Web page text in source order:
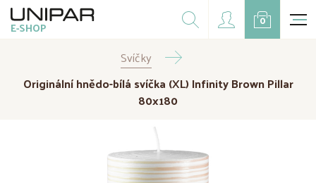
E-SHOP
Dárkové balíčky
Doplňky
Doprodej
Na přání
Kampaně
CZK EUR
0
Svíčky
Originální hnědo-bílá svíčka (XL) Infinity Brown Pillar
80x180